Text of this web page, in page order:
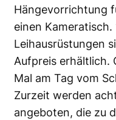
Hängevorrichtung
einen
Leihausrüstungen
Aufpreis erhältlich.
Mal am Tag vom
Zurzeit werden
angeboten, die zu